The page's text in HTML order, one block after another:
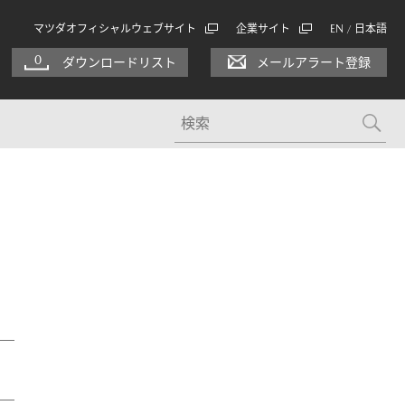
マツダオフィシャルウェブサイト 企業サイト EN / 日本語
0 ダウンロードリスト メールアラート登録